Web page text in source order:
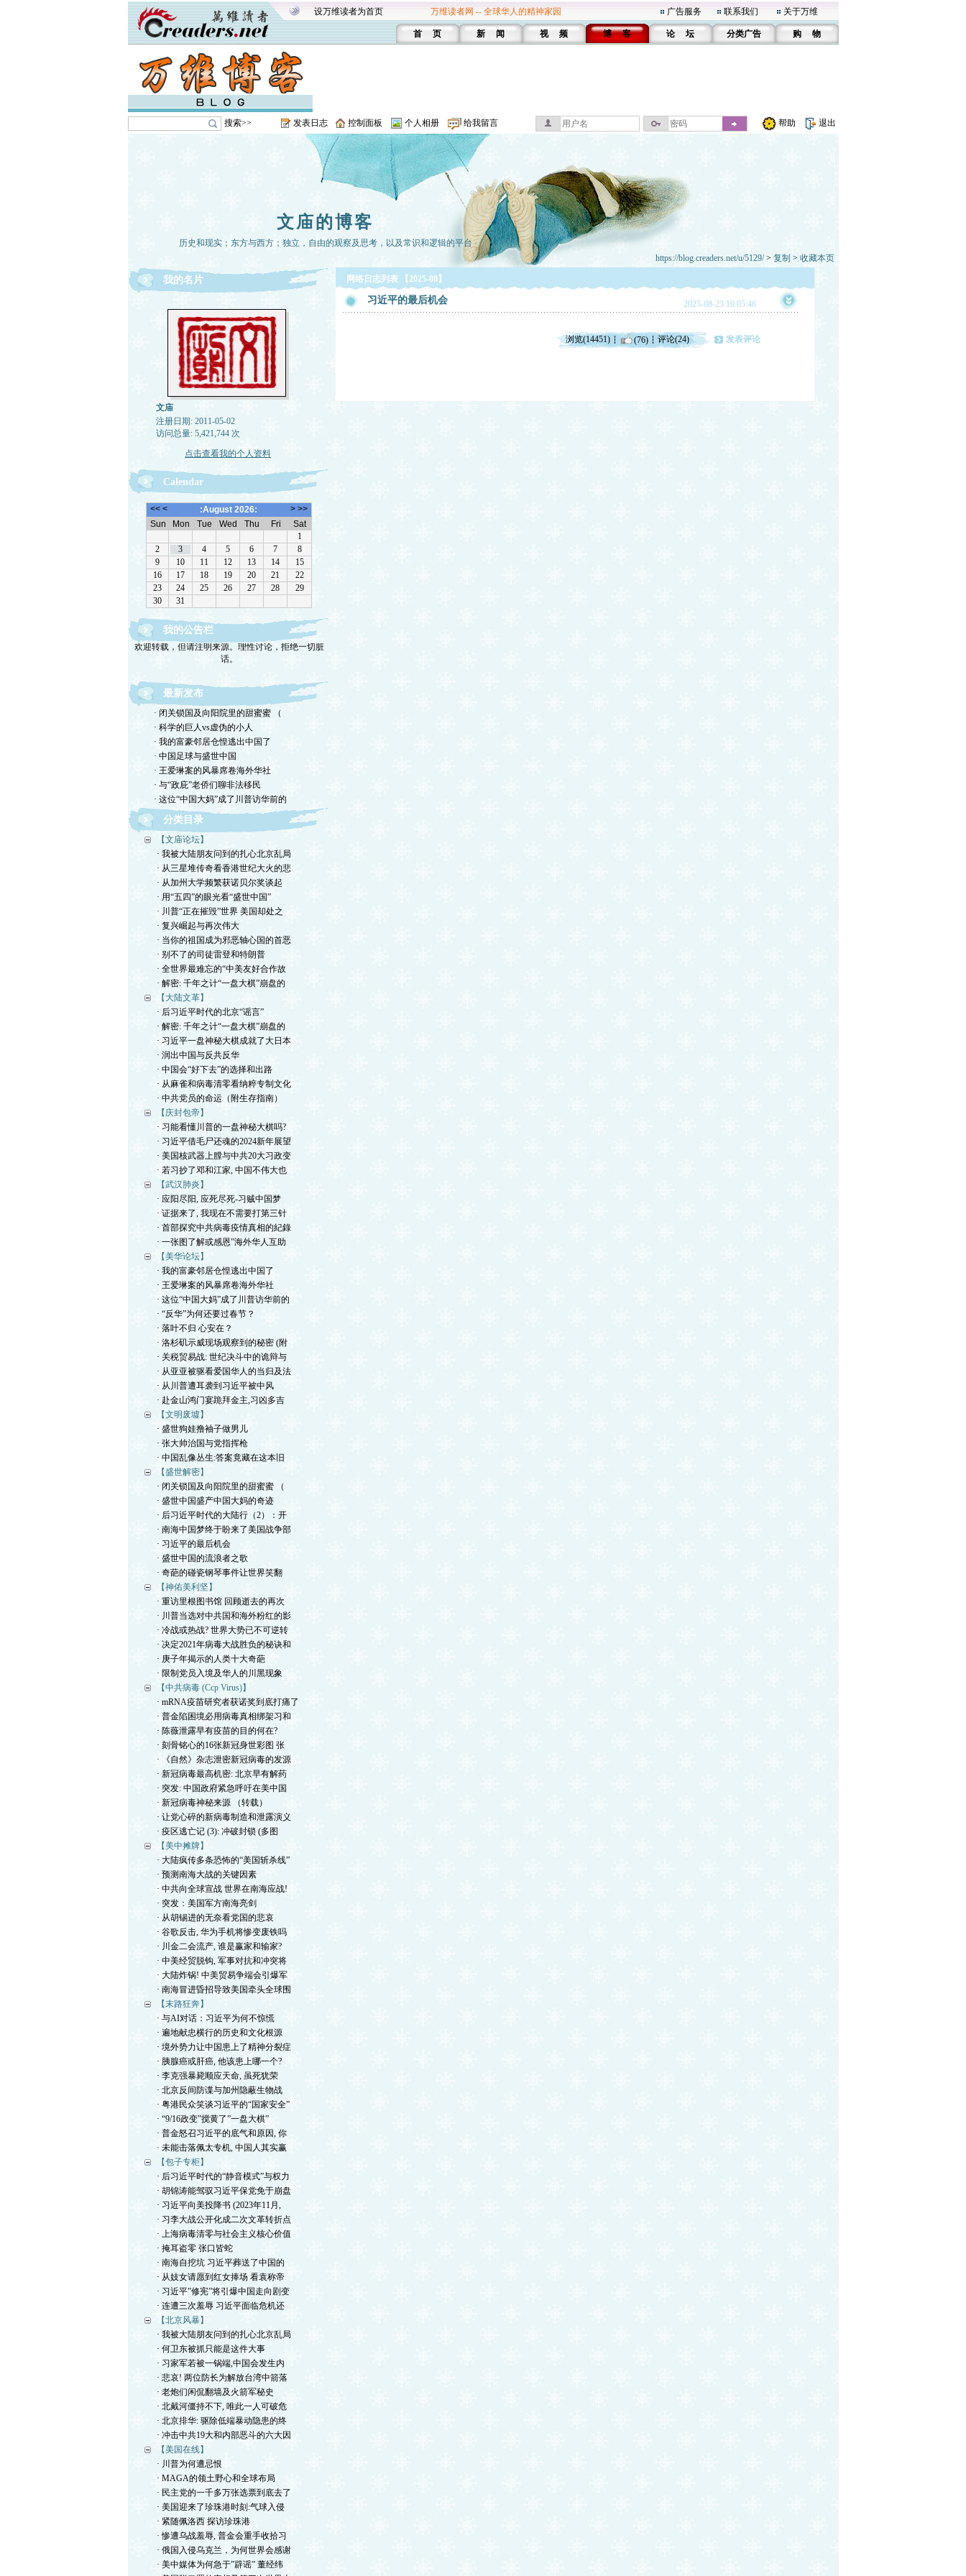
设万维读者为首页 万维读者网 -- 全球华人的精神家园 广告服务 联系我们 关于万维
首 页 新 闻 视 频 博 客 论 坛 分类广告 购 物
搜索>> 发表日志 控制面板 个人相册 给我留言 帮助 退出
文庙的博客
历史和现实；东方与西方；独立，自由的观察及思考，以及常识和逻辑的平台
https://blog.creaders.net/u/5129/> 复制 > 收藏本页
我的名片
文庙
注册日期: 2011-05-02
访问总量: 5,421,744 次
点击查看我的个人资料
Calendar
我的公告栏
欢迎转载，但请注明来源。理性讨论，拒绝一切脏
话。
最新发布
· 闭关锁国及向阳院里的甜蜜蜜 （
· 科学的巨人vs虚伪的小人
· 我的富豪邻居仓惶逃出中国了
· 中国足球与盛世中国
· 王爱琳案的风暴席卷海外华社
· 与“政庇”老侨们聊非法移民
· 这位“中国大妈”成了川普访华前的
分类目录
【文庙论坛】
· 我被大陆朋友问到的扎心北京乱局
· 从三星堆传奇看香港世纪大火的悲
· 从加州大学频繁获诺贝尔奖谈起
· 用“五四”的眼光看“盛世中国”
· 川普“正在摧毁”世界 美国却处之
· 复兴崛起与再次伟大
· 当你的祖国成为邪恶轴心国的首恶
· 别不了的司徒雷登和特朗普
· 全世界最难忘的“中美友好合作故
· 解密: 千年之计“一盘大棋”崩盘的
【大陆文革】
· 后习近平时代的北京“谣言”
· 解密: 千年之计“一盘大棋”崩盘的
· 习近平一盘神秘大棋成就了大日本
· 润出中国与反共反华
· 中国会“好下去”的选择和出路
· 从麻雀和病毒清零看纳粹专制文化
· 中共党员的命运（附生存指南）
【庆封包帝】
· 习能看懂川普的一盘神秘大棋吗?
· 习近平借毛尸还魂的2024新年展望
· 美国核武器上膛与中共20大习政变
· 若习抄了邓和江家, 中国不伟大也
【武汉肺炎】
· 应阳尽阳, 应死尽死-习贼中国梦
· 证据来了, 我现在不需要打第三针
· 首部探究中共病毒疫情真相的紀錄
· 一张图了解或感恩”海外华人互助
【美华论坛】
· 我的富豪邻居仓惶逃出中国了
· 王爱琳案的风暴席卷海外华社
· 这位“中国大妈”成了川普访华前的
· “反华”为何还要过春节？
· 落叶不归 心安在？
· 洛杉矶示威现场观察到的秘密 (附
· 关税贸易战: 世纪决斗中的诡辩与
· 从亚亚被驱看爱国华人的当归及法
· 从川普遭耳袭到习近平被中风
· 赴金山鸿门宴跪拜金主,习凶多吉
【文明废墟】
· 盛世狗娃撸袖子做男儿
· 张大帅治国与党指挥枪
· 中国乱像丛生:答案竟藏在这本旧
【盛世解密】
· 闭关锁国及向阳院里的甜蜜蜜 （
· 盛世中国盛产中国大妈的奇迹
· 后习近平时代的大陆行（2）：开
· 南海中国梦终于盼来了美国战争部
· 习近平的最后机会
· 盛世中国的流浪者之歌
· 奇葩的碰瓷钢琴事件让世界笑翻
【神佑美利坚】
· 重访里根图书馆 回顾逝去的再次
· 川普当选对中共国和海外粉红的影
· 冷战或热战? 世界大势已不可逆转
· 决定2021年病毒大战胜负的秘诀和
· 庚子年揭示的人类十大奇葩
· 限制党员入境及华人的川黑现象
【中共病毒 (Ccp Virus)】
· mRNA疫苗研究者获诺奖到底打痛了
· 普金陷困境必用病毒真相绑架习和
· 陈薇泄露早有疫苗的目的何在?
· 刻骨铭心的16张新冠身世彩图 张
· 《自然》杂志泄密新冠病毒的发源
· 新冠病毒最高机密: 北京早有解药
· 突发: 中国政府紧急呼吁在美中国
· 新冠病毒神秘来源 （转载）
· 让党心碎的新病毒制造和泄露演义
· 疫区逃亡记 (3): 冲破封锁 (多图
【美中摊牌】
· 大陆疯传多条恐怖的“美国斩杀线”
· 预测南海大战的关键因素
· 中共向全球宣战 世界在南海应战!
· 突发：美国军方南海亮剑
· 从胡锡进的无奈看党国的悲哀
· 谷歌反击, 华为手机将惨变废铁吗
· 川金二会流产, 谁是赢家和输家?
· 中美经贸脱钩, 军事对抗和冲突将
· 大陆炸锅! 中美贸易争端会引爆军
· 南海冒进昏招导致美国牵头全球围
【末路狂奔】
· 与AI对话：习近平为何不惊慌
· 遍地献忠横行的历史和文化根源
· 境外势力让中国患上了精神分裂症
· 胰腺癌或肝癌, 他该患上哪一个?
· 李克强暴毙顺应天命, 虽死犹荣
· 北京反间防谍与加州隐蔽生物战
· 粤港民众笑谈习近平的“国家安全”
· “9/16政变”搅黄了”一盘大棋”
· 普金怒召习近平的底气和原因, 你
· 未能击落佩太专机, 中国人其实赢
【包子专柜】
· 后习近平时代的“静音模式”与权力
· 胡锦涛能驾驭习近平保党免于崩盘
· 习近平向美投降书 (2023年11月,
· 习李大战公开化成二次文革转折点
· 上海病毒清零与社会主义核心价值
· 掩耳盗零 张口皆蛇
· 南海自挖坑 习近平葬送了中国的
· 从妓女请愿到红女捧场 看袁称帝
· 习近平”修宪”将引爆中国走向剧变
· 连遭三次羞辱 习近平面临危机还
【北京风暴】
· 我被大陆朋友问到的扎心北京乱局
· 何卫东被抓只能是这件大事
· 习家军若被一锅端,中国会发生内
· 悲哀! 两位防长为解放台湾中箭落
· 老炮们闲侃翻墙及火箭军秘史
· 北戴河僵持不下, 唯此一人可破危
· 北京排华: 驱除低端暴动隐患的终
· 冲击中共19大和内部恶斗的六大因
【美国在线】
· 川普为何遭忌恨
· MAGA的领土野心和全球布局
· 民主党的一千多万张选票到底去了
· 美国迎来了珍珠港时刻:气球入侵
· 紧随佩洛西 探访珍珠港
· 惨遭乌战羞辱, 普金会重手收拾习
· 俄国入侵乌克兰，为何世界会感谢
· 美中媒体为何急于”辟谣” 董经纬
网络日志列表 【2025-08】
习近平的最后机会 2025-08-23 10:05:46
浏览(14451) (76) 评论(24) 发表评论